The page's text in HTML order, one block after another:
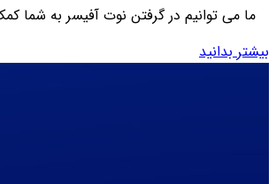
ما می توانیم در گرفتن نوت آفیسر به شما
بیشتر بدانید